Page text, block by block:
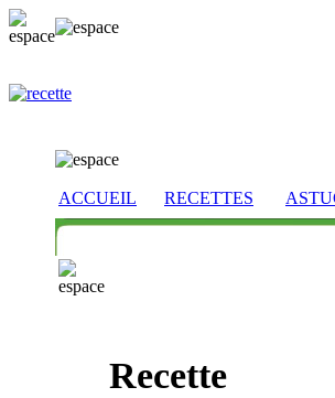
ACCUEIL RECETTES
Recette